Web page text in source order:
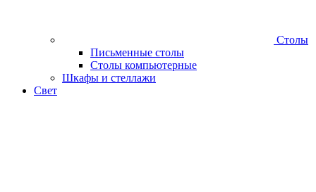
Столы
Письменные столы
Столы компьютерные
Шкафы и стеллажи
Свет